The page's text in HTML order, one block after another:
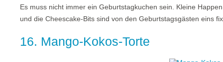
Es muss nicht immer ein Geburtstagkuchen sein. Kleine
und die Cheescake-Bits sind von den Geburtstagsgästen eins
16. Mango-Kokos-Torte